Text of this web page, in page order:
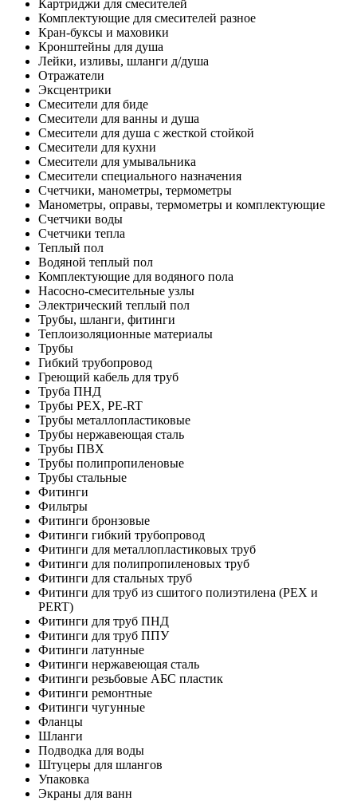
Картриджи для смесителей
Комплектующие для смесителей разное
Кран-буксы и маховики
Кронштейны для душа
Лейки, изливы, шланги д/душа
Отражатели
Эксцентрики
Смесители для биде
Смесители для ванны и душа
Смесители для душа с жесткой стойкой
Смесители для кухни
Смесители для умывальника
Смесители специального назначения
Счетчики, манометры, термометры
Манометры, оправы, термометры и комплектующие
Счетчики воды
Счетчики тепла
Теплый пол
Водяной теплый пол
Комплектующие для водяного пола
Насосно-смесительные узлы
Электрический теплый пол
Трубы, шланги, фитинги
Теплоизоляционные материалы
Трубы
Гибкий трубопровод
Греющий кабель для труб
Труба ПНД
Трубы PEX, PE-RT
Трубы металлопластиковые
Трубы нержавеющая сталь
Трубы ПВХ
Трубы полипропиленовые
Трубы стальные
Фитинги
Фильтры
Фитинги бронзовые
Фитинги гибкий трубопровод
Фитинги для металлопластиковых труб
Фитинги для полипропиленовых труб
Фитинги для стальных труб
Фитинги для труб из сшитого полиэтилена (PEX и
PERT)
Фитинги для труб ПНД
Фитинги для труб ППУ
Фитинги латунные
Фитинги нержавеющая сталь
Фитинги резьбовые АБС пластик
Фитинги ремонтные
Фитинги чугунные
Фланцы
Шланги
Подводка для воды
Штуцеры для шлангов
Упаковка
Экраны для ванн